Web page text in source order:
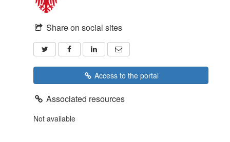
Share on social sites
Access to the portal
Associated resources
Not available